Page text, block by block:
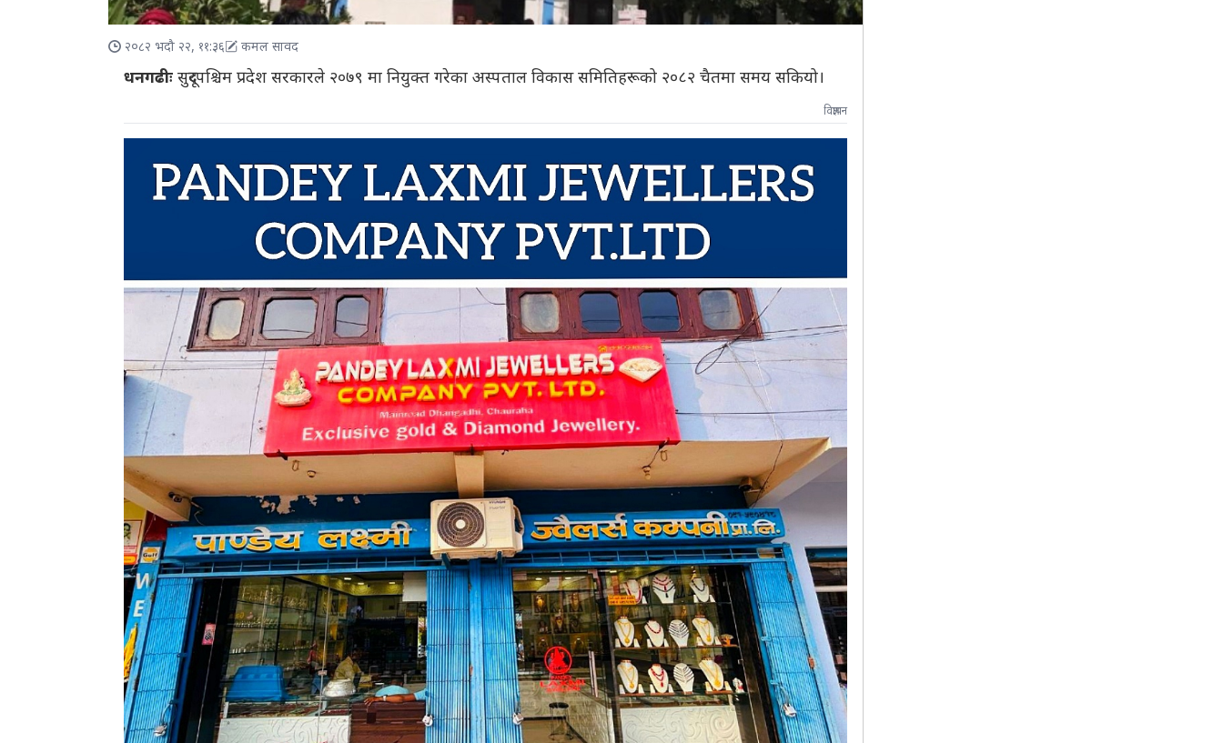
२०८२ भदौ २२, ११:३६ कमल सावद
धनगढीः सुदूरपश्चिम प्रदेश सरकारले २०७९ मा नियुक्त गरेका अस्पताल विकास समितिहरूको २०८२ चैतमा समय सकियो।
विज्ञापन